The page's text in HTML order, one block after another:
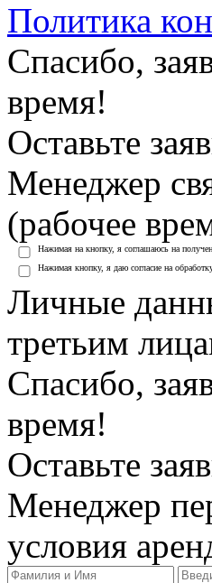
Политика
Спасибо,
время!
Оставьте
Менеджер
(рабочее
Нажимая на кнопку, я соглашаюсь на
Нажимая кнопку, я даю согласие на
Личные
третьим
Спасибо,
время!
Оставьте
Менеджер
условия